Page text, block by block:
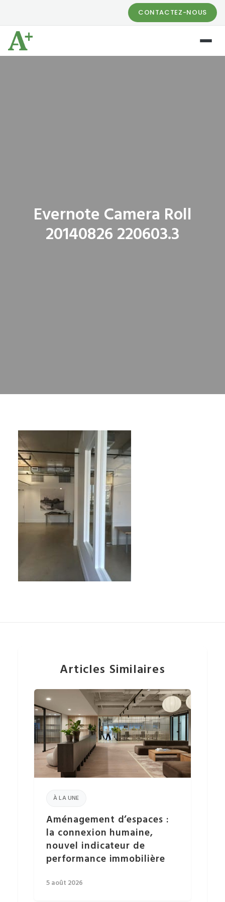
CONTACTEZ-NOUS
Evernote Camera Roll
20140826 220603.3
Articles Similaires
À LA UNE
Aménagement d’espaces :
la connexion humaine,
nouvel indicateur de
performance immobilière
5 août 2026